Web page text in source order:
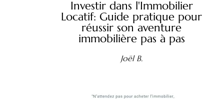
Investir dans l'Immobilier
Locatif: Guide pratique pour
réussir son aventure
immobilière pas à pas
Joël B.